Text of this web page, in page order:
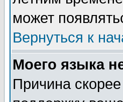
может
Вернуться к
Моего языка
Причина